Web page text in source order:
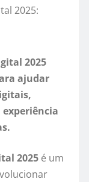
2025
ajudar
2025 é um